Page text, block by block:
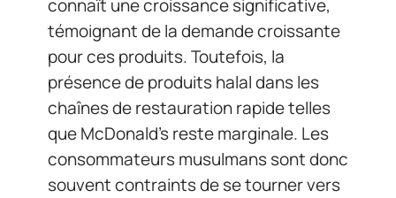
connaît une croissance significative,
témoignant de la demande croissante
pour ces produits. Toutefois, la
présence de produits halal dans les
chaînes de restauration rapide telles
que McDonald’s reste marginale. Les
consommateurs musulmans sont donc
souvent contraints de se tourner vers